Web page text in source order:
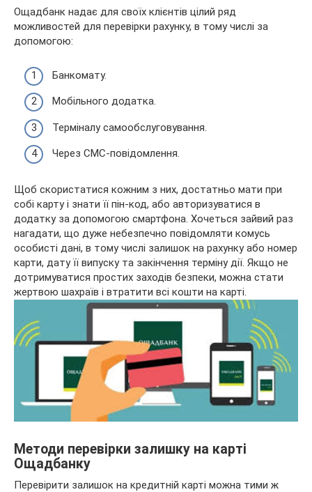
Ощадбанк надає для своїх клієнтів цілий ряд
можливостей для перевірки рахунку, в тому числі за
допомогою:
Банкомату.
Мобільного додатка.
Терміналу самообслуговування.
Через СМС-повідомлення.
Щоб скористатися кожним з них, достатньо мати при
собі карту і знати її пін-код, або авторизуватися в
додатку за допомогою смартфона. Хочеться зайвий раз
нагадати, що дуже небезпечно повідомляти комусь
особисті дані, в тому числі залишок на рахунку або номер
карти, дату її випуску та закінчення терміну дії. Якщо не
дотримуватися простих заходів безпеки, можна стати
жертвою шахраїв і втратити всі кошти на карті.
Методи перевірки залишку на карті
Ощадбанку
Перевірити залишок на кредитній карті можна тими ж